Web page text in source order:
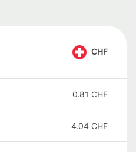
CHF
0.81 CHF
4.04 CHF